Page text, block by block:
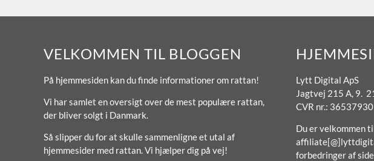
VELKOMMEN TIL BLOGGEN
På hjemmesiden kan du finde informationer om rattan!
Vi har samlet en oversigt over de mest populære rattan,
der bliver solgt i Danmark.
Så slipper du for at skulle sammenligne et utal af
hjemmesider med rattan. Vi hjælper dig på vej!
Lytt Digital ApS
Jagtvej 215 A, 9.
CVR nr.: 36537930
Du er velkommen
forbedringer af